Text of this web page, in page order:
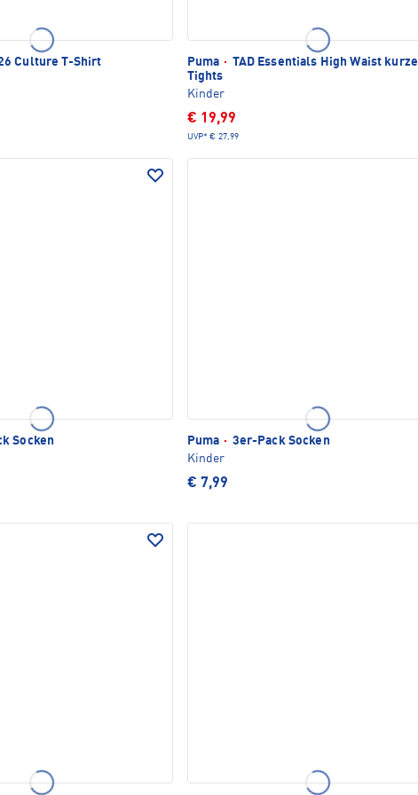
Culture T-Shirt
Puma · TAD Essentials High Waist kurze
Tights
Kinder
€ 19,99
UVP* € 27,99
Socken
Puma · 3er-Pack Socken
Kinder
€ 7,99